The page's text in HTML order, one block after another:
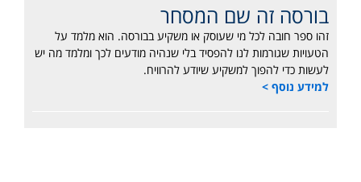
בורסה זה שם המסחר
זהו ספר חובה לכל מי שעוסק או משקיע בבורסה. הוא מלמד על
הטעויות שגורמות לנו להפסיד בלי שנהיה מודעים לכך ומלמד מה יש
לעשות כדי להפוך למשקיע שיודע להרוויח.
למידע נוסף >